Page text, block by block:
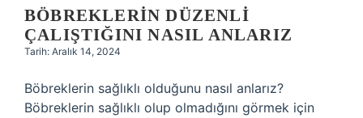
BÖBREKLERIN DÜZENLI
ÇALIŞTIĞINI NASIL ANLARIZ
Tarih: Aralık 14, 2024
Böbreklerin sağlıklı olduğunu nasıl anlarız?
Böbreklerin sağlıklı olup olmadığını görmek için